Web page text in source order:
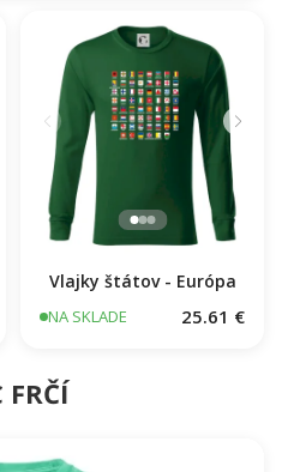
Vlajky štátov - Európa
NA SKLADE 25.61 €
FRČÍ